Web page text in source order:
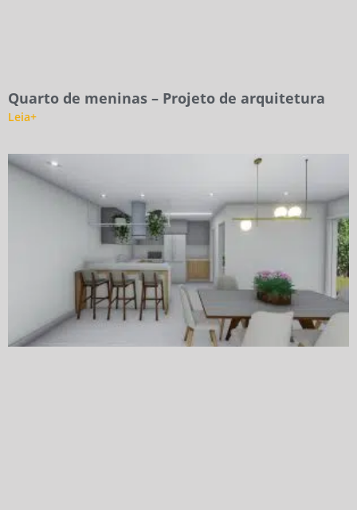
Quarto de meninas – Projeto de arquitetura
Leia+